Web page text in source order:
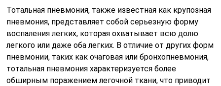
Тотальная пневмония, также известная как крупозная
пневмония, представляет собой серьезную форму
воспаления легких, которая охватывает всю долю
легкого или даже оба легких. В отличие от других форм
пневмонии, таких как очаговая или бронхопневмония,
тотальная пневмония характеризуется более
обширным поражением легочной ткани, что приводит